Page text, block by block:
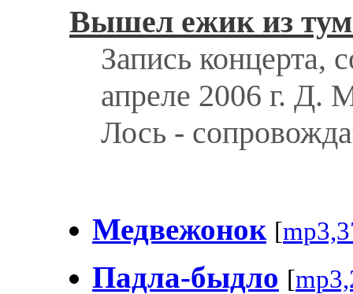
Вышел ежик из
Запись концерта,
апреле 2006 г. Д.
Лось -
Медвежонок [
Падла-быдло [